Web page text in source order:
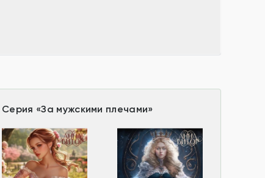
Серия «За мужскими плечами»